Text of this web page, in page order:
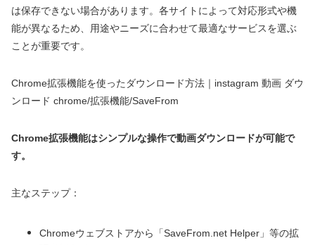
は保存できない場合があります。各サイトによって対応形式や機
能が異なるため、用途やニーズに合わせて最適なサービスを選ぶ
ことが重要です。
Chrome拡張機能を使ったダウンロード方法｜instagram 動画 ダウ
ンロード chrome/拡張機能/SaveFrom
Chrome拡張機能はシンプルな操作で動画ダウンロードが可能で
す。
主なステップ：
Chromeウェブストアから「SaveFrom.net Helper」等の拡